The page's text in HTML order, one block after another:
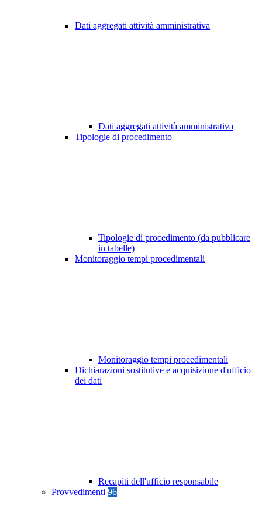
Dati aggregati attività amministrativa
Dati aggregati attività amministrativa
Tipologie di procedimento
Tipologie di procedimento (da pubblicare
in tabelle)
Monitoraggio tempi procedimentali
Monitoraggio tempi procedimentali
Dichiarazioni sostitutive e acquisizione d'ufficio
dei dati
Recapiti dell'ufficio responsabile
Provvedimenti 96